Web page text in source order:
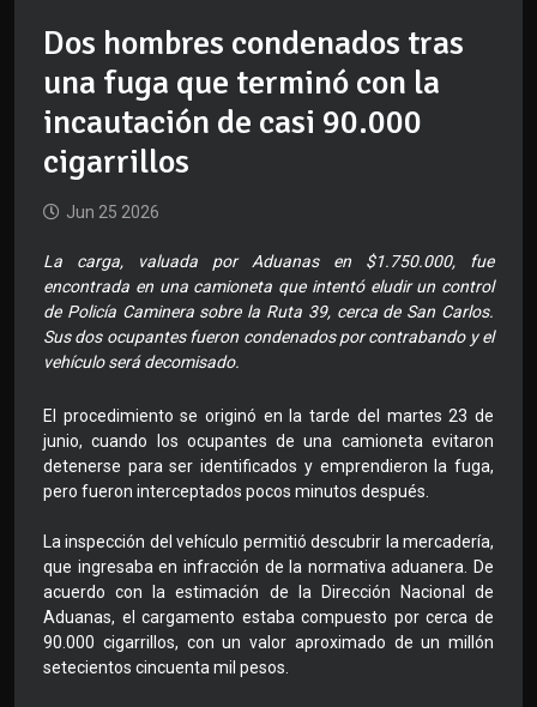
Dos hombres condenados tras
una fuga que terminó con la
incautación de casi 90.000
cigarrillos
Jun 25 2026
La carga, valuada por Aduanas en $1.750.000, fue
encontrada en una camioneta que intentó eludir un control
de Policía Caminera sobre la Ruta 39, cerca de San Carlos.
Sus dos ocupantes fueron condenados por contrabando y el
vehículo será decomisado.
El procedimiento se originó en la tarde del martes 23 de
junio, cuando los ocupantes de una camioneta evitaron
detenerse para ser identificados y emprendieron la fuga,
pero fueron interceptados pocos minutos después.
La inspección del vehículo permitió descubrir la mercadería,
que ingresaba en infracción de la normativa aduanera. De
acuerdo con la estimación de la Dirección Nacional de
Aduanas, el cargamento estaba compuesto por cerca de
90.000 cigarrillos, con un valor aproximado de un millón
setecientos cincuenta mil pesos.